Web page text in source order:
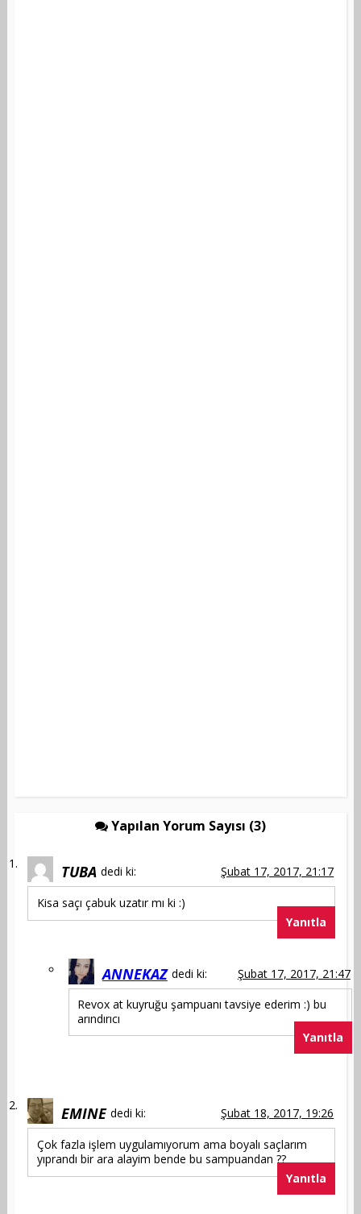
Yapılan Yorum Sayısı (3)
TUBA dedi ki: Şubat 17, 2017, 21:17
Kisa saçı çabuk uzatır mı ki :)
Yanıtla
ANNEKAZ dedi ki: Şubat 17, 2017, 21:47
Revox at kuyruğu şampuanı tavsiye ederim :) bu
arındırıcı
Yanıtla
EMINE dedi ki: Şubat 18, 2017, 19:26
Çok fazla işlem uygulamıyorum ama boyalı saçlarım
yıprandı bir ara alayim bende bu sampuandan ??
Yanıtla